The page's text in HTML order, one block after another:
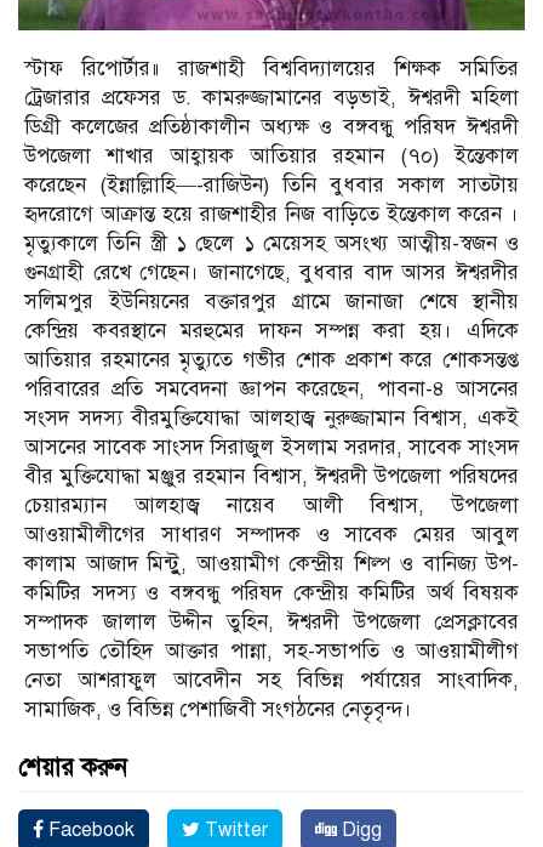
স্টাফ রিপোর্টার॥ রাজশাহী বিশ্ববিদ্যালয়ের শিক্ষক সমিতির
ট্রেজারার প্রফেসর ড. কামরুজ্জামানের বড়ভাই, ঈশ্বরদী মহিলা
ডিগ্রী কলেজের প্রতিষ্ঠাকালীন অধ্যক্ষ ও বঙ্গবন্ধু পরিষদ ঈশ্বরদী
উপজেলা শাখার আহ্বায়ক আতিয়ার রহমান (৭০) ইন্তেকাল
করেছেন (ইন্নাল্লিাহি—-রাজিউন) তিনি বুধবার সকাল সাতটায়
হৃদরোগে আক্রান্ত হয়ে রাজশাহীর নিজ বাড়িতে ইন্তেকাল করেন ।
মৃত্যুকালে তিনি স্ত্রী ১ ছেলে ১ মেয়েসহ অসংখ্য আত্মীয়-স্বজন ও
গুনগ্রাহী রেখে গেছেন। জানাগেছে, বুধবার বাদ আসর ঈশ্বরদীর
সলিমপুর ইউনিয়নের বক্তারপুর গ্রামে জানাজা শেষে স্থানীয়
কেন্দ্রিয় কবরস্থানে মরহুমের দাফন সম্পন্ন করা হয়। এদিকে
আতিয়ার রহমানের মৃত্যুতে গভীর শোক প্রকাশ করে শোকসন্তপ্ত
পরিবারের প্রতি সমবেদনা জ্ঞাপন করেছেন, পাবনা-৪ আসনের
সংসদ সদস্য বীরমুক্তিযোদ্ধা আলহাজ্ব নুরুজ্জামান বিশ্বাস, একই
আসনের সাবেক সাংসদ সিরাজুল ইসলাম সরদার, সাবেক সাংসদ
বীর মুক্তিযোদ্ধা মঞ্জুর রহমান বিশ্বাস, ঈশ্বরদী উপজেলা পরিষদের
চেয়ারম্যান আলহাজ্ব নায়েব আলী বিশ্বাস, উপজেলা
আওয়ামীলীগের সাধারণ সম্পাদক ও সাবেক মেয়র আবুল
কালাম আজাদ মিন্টুু, আওয়ামীগ কেন্দ্রীয় শিল্প ও বানিজ্য উপ-
কমিটির সদস্য ও বঙ্গবন্ধু পরিষদ কেন্দ্রীয় কমিটির অর্থ বিষয়ক
সম্পাদক জালাল উদ্দীন তুহিন, ঈশ্বরদী উপজেলা প্রেসক্লাবের
সভাপতি তৌহিদ আক্তার পান্না, সহ-সভাপতি ও আওয়ামীলীগ
নেতা আশরাফুল আবেদীন সহ বিভিন্ন পর্যায়ের সাংবাদিক,
সামাজিক, ও বিভিন্ন পেশাজিবী সংগঠনের নেতৃবৃন্দ।
শেয়ার করুন
Facebook Twitter Digg